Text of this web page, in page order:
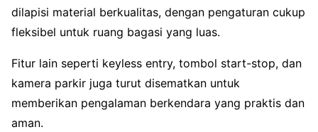
dilapisi material berkualitas, dengan pengaturan cukup
fleksibel untuk ruang bagasi yang luas.
Fitur lain seperti keyless entry, tombol start-stop, dan
kamera parkir juga turut disematkan untuk
memberikan pengalaman berkendara yang praktis dan
aman.